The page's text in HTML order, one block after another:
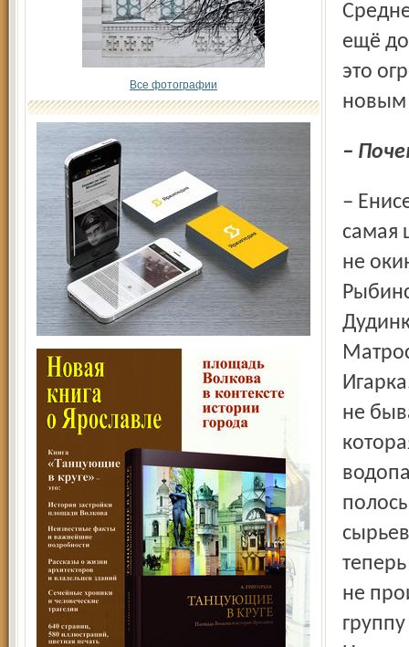
Все фотографии
ещё
это
новым
–
– Енисей – проблемная северная река. Я – волжанин, и
самая
не
не
не